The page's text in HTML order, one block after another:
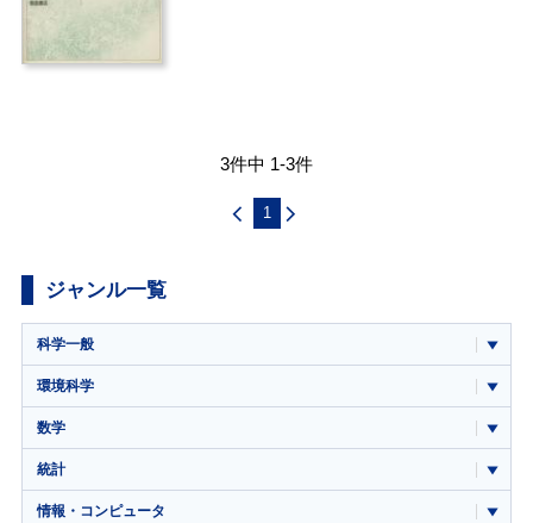
3件中 1-3件
1
ジャンル一覧
科学一般
環境科学
数学
統計
情報・コンピュータ